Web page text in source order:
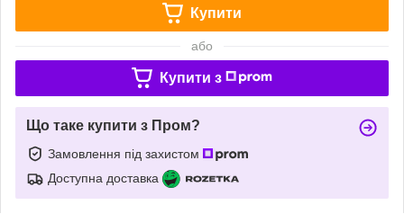
Купити
або
Купити з
Що таке купити з Пром?
Замовлення під захистом
Доступна доставка